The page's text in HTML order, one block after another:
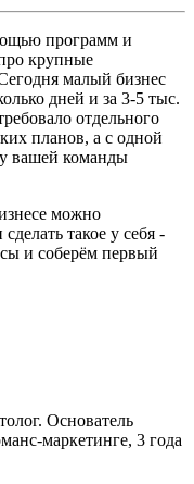
программ и
крупные
малый бизнес
дней и за 3-5 тыс.
отдельного
планов, а с одной
у вашей команды
можно
такое у себя -
и соберём первый
Основатель
маркетинге, 3 года